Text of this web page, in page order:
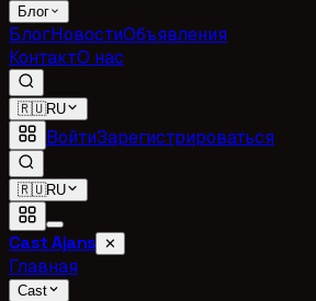
Блог
БлогНовостиОбъявления
КонтактО нас
🇷🇺RU
ВойтиЗарегистрироваться
🇷🇺RU
Cast Ajans ✕
Главная
Cast